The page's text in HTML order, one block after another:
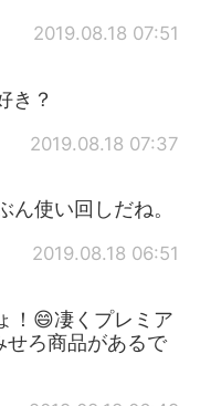
2019.08.18 07:51
き？
2019.08.18 07:37
ん使い回しだね。
2019.08.18 06:51
！😄凄くプレミア
せろ商品があるで